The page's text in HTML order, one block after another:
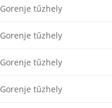
Gorenje tűzhely
Gorenje tűzhely
Gorenje tűzhely
Gorenje tűzhely